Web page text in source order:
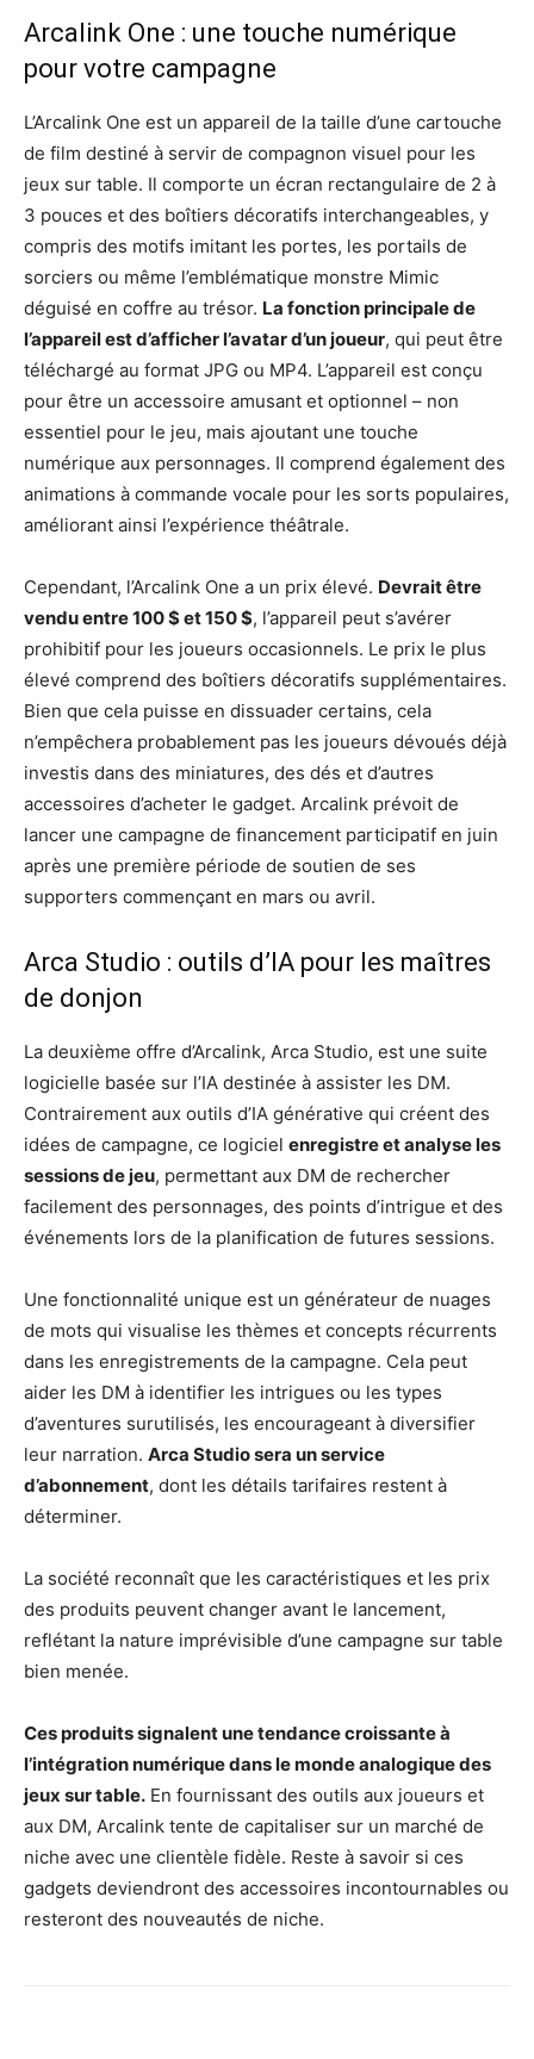
Arcalink One : une touche numérique
pour votre campagne
L’Arcalink One est un appareil de la taille d’une cartouche
de film destiné à servir de compagnon visuel pour les
jeux sur table. Il comporte un écran rectangulaire de 2 à
3 pouces et des boîtiers décoratifs interchangeables, y
compris des motifs imitant les portes, les portails de
sorciers ou même l’emblématique monstre Mimic
déguisé en coffre au trésor. La fonction principale de
l’appareil est d’afficher l’avatar d’un joueur, qui peut être
téléchargé au format JPG ou MP4. L’appareil est conçu
pour être un accessoire amusant et optionnel – non
essentiel pour le jeu, mais ajoutant une touche
numérique aux personnages. Il comprend également des
animations à commande vocale pour les sorts populaires,
améliorant ainsi l’expérience théâtrale.
Cependant, l’Arcalink One a un prix élevé. Devrait être
vendu entre 100 $ et 150 $, l’appareil peut s’avérer
prohibitif pour les joueurs occasionnels. Le prix le plus
élevé comprend des boîtiers décoratifs supplémentaires.
Bien que cela puisse en dissuader certains, cela
n’empêchera probablement pas les joueurs dévoués déjà
investis dans des miniatures, des dés et d’autres
accessoires d’acheter le gadget. Arcalink prévoit de
lancer une campagne de financement participatif en juin
après une première période de soutien de ses
supporters commençant en mars ou avril.
Arca Studio : outils d’IA pour les maîtres
de donjon
La deuxième offre d’Arcalink, Arca Studio, est une suite
logicielle basée sur l’IA destinée à assister les DM.
Contrairement aux outils d’IA générative qui créent des
idées de campagne, ce logiciel enregistre et analyse les
sessions de jeu, permettant aux DM de rechercher
facilement des personnages, des points d’intrigue et des
événements lors de la planification de futures sessions.
Une fonctionnalité unique est un générateur de nuages ​​
de mots qui visualise les thèmes et concepts récurrents
dans les enregistrements de la campagne. Cela peut
aider les DM à identifier les intrigues ou les types
d’aventures surutilisés, les encourageant à diversifier
leur narration. Arca Studio sera un service
d’abonnement, dont les détails tarifaires restent à
déterminer.
La société reconnaît que les caractéristiques et les prix
des produits peuvent changer avant le lancement,
reflétant la nature imprévisible d’une campagne sur table
bien menée.
Ces produits signalent une tendance croissante à
l’intégration numérique dans le monde analogique des
jeux sur table. En fournissant des outils aux joueurs et
aux DM, Arcalink tente de capitaliser sur un marché de
niche avec une clientèle fidèle. Reste à savoir si ces
gadgets deviendront des accessoires incontournables ou
resteront des nouveautés de niche.